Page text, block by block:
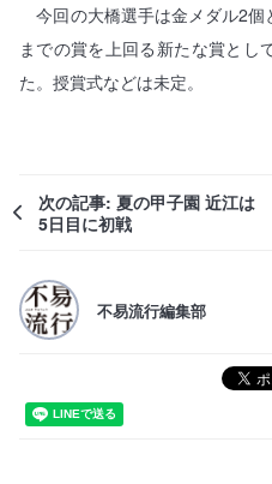
今回の大橋選手は金メダル2
までの賞を上回る新たな賞とし
た。授賞式などは未定。
次の記事: 夏の甲子園 近江は
5日目に初戦
不易流行編集部